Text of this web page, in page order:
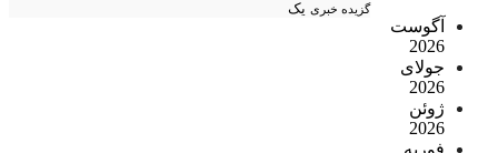
آگوست
2026
جولای
2026
ژوئن
2026
گزیده خبری یک